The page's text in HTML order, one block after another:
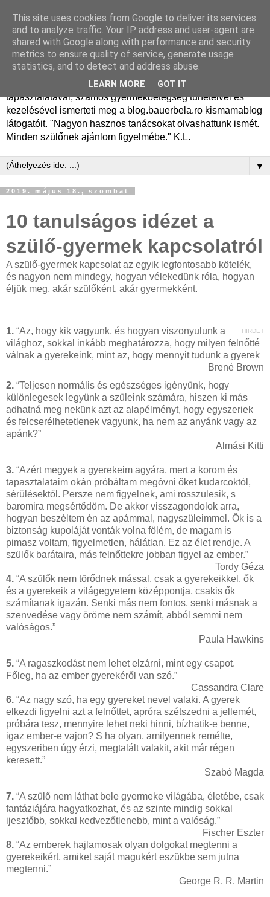
Dr. Bauer Béla Ph.D.
gyermekgyógyász
Dr. Bauer Béla Ph.D. gyermekgyógyász főorvos, 50 éves
tapasztalatával, számos gyermekbetegség tüneteivel és
kezelésével ismerteti meg a blog.bauerbela.ro kismamablog
látogatóit. "Nagyon hasznos tanácsokat olvashattunk ismét.
Minden szülőnek ajánlom figyelmébe." K.L.
▼
2019. május 18., szombat
10 tanulságos idézet a
szülő-gyermek kapcsolatról
A szülő-gyermek kapcsolat az egyik legfontosabb kötelék,
és nagyon nem mindegy, hogyan vélekedünk róla, hogyan
éljük meg, akár szülőként, akár gyermekként.
HIRDET
1. “Az, hogy kik vagyunk, és hogyan viszonyulunk a
világhoz, sokkal inkább meghatározza, hogy milyen felnőtté
válnak a gyerekeink, mint az, hogy mennyit tudunk a gyerek
Brené Brown
2. “Teljesen normális és egészséges igényünk, hogy
különlegesek legyünk a szüleink számára, hiszen ki más
adhatná meg nekünk azt az alapélményt, hogy egyszeriek
és felcserélhetetlenek vagyunk, ha nem az anyánk vagy az
apánk?”
Almási Kitti
3. “Azért megyek a gyerekeim agyára, mert a korom és
tapasztalataim okán próbáltam megóvni őket kudarcoktól,
sérülésektől. Persze nem figyelnek, ami rosszulesik, s
baromira megsértődöm. De akkor visszagondolok arra,
hogyan beszéltem én az apámmal, nagyszüleimmel. Ők is a
biztonság kupoláját vonták volna fölém, de magam is
pimasz voltam, figyelmetlen, hálátlan. Ez az élet rendje. A
szülők barátaira, más felnőttekre jobban figyel az ember.”
Tordy Géza
4. “A szülők nem törődnek mással, csak a gyerekeikkel, ők
és a gyerekeik a világegyetem középpontja, csakis ők
számítanak igazán. Senki más nem fontos, senki másnak a
szenvedése vagy öröme nem számít, abból semmi nem
valóságos.”
Paula Hawkins
5. “A ragaszkodást nem lehet elzárni, mint egy csapot.
Főleg, ha az ember gyerekéről van szó.”
Cassandra Clare
6. “Az nagy szó, ha egy gyereket nevel valaki. A gyerek
elkezdi figyelni azt a felnőttet, apróra szétszedni a jellemét,
próbára tesz, mennyire lehet neki hinni, bízhatik-e benne,
igaz ember-e vajon? S ha olyan, amilyennek remélte,
egyszeriben úgy érzi, megtalált valakit, akit már régen
keresett.”
Szabó Magda
7. “A szülő nem láthat bele gyermeke világába, életébe, csak
fantáziájára hagyatkozhat, és az szinte mindig sokkal
ijesztőbb, sokkal kedvezőtlenebb, mint a valóság.”
Fischer Eszter
8. “Az emberek hajlamosak olyan dolgokat megtenni a
gyerekeikért, amiket saját magukért eszükbe sem jutna
megtenni.”
George R. R. Martin
This site uses cookies from Google to deliver its services
and to analyze traffic. Your IP address and user-agent are
shared with Google along with performance and security
metrics to ensure quality of service, generate usage
statistics, and to detect and address abuse.
LEARN MORE GOT IT